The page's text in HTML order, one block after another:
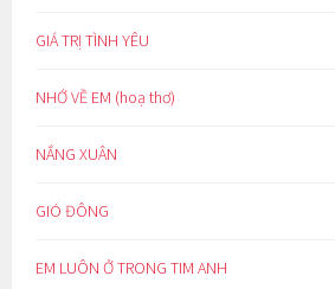
GIÁ TRỊ TÌNH YÊU
NHỚ VỀ EM (hoạ thơ)
NẮNG XUÂN
GIÓ ĐÔNG
EM LUÔN Ở TRONG TIM ANH